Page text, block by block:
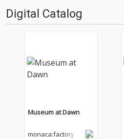
Digital Catalog
Museum at Dawn
monaca:factory